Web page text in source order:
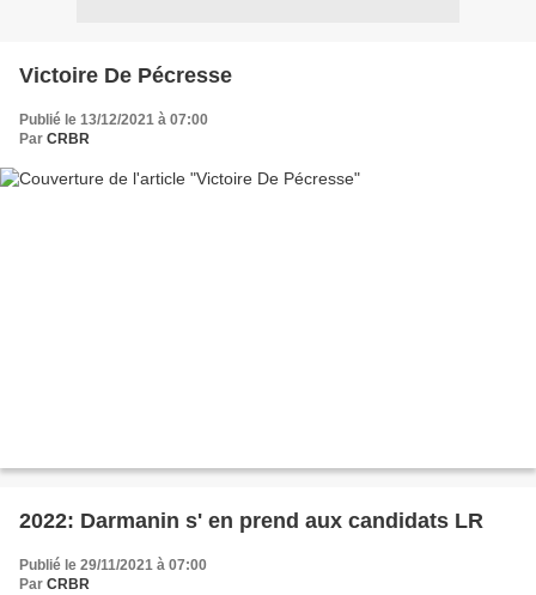
Victoire De Pécresse
Publié le 13/12/2021 à 07:00
Par CRBR
2022: Darmanin s' en prend aux candidats LR
Publié le 29/11/2021 à 07:00
Par CRBR